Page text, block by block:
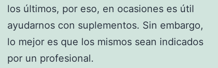
los últimos, por eso, en ocasiones es útil
ayudarnos con suplementos. Sin embargo,
lo mejor es que los mismos sean indicados
por un profesional.